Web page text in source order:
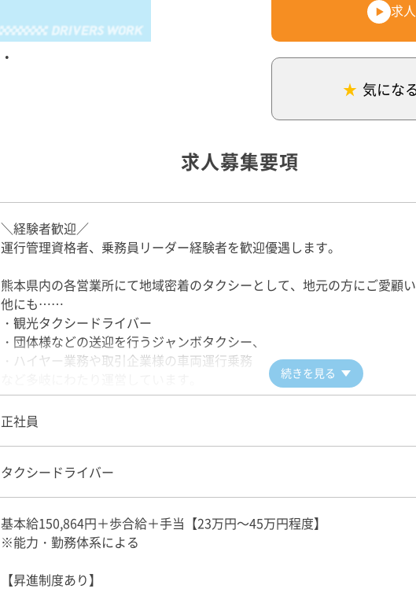
求
気にな
求人募集要項
＼経験者歓迎／
運行管理資格者、乗務員リーダー経験者を歓迎優遇します。
熊本県内の各営業所にて地域密着のタクシーとして、地元の方にご愛顧い
他にも……
・観光タクシードライバー
・団体様などの送迎を行うジャンボタクシー、
・ハイヤー業務や取引企業様の車両運行乗務
【嬉しい♪企業内保育園】
＜選べる働き方＞
お気軽にお問合せください。
熊本県最大級のTaKuRoo(タクルー）ネットワークと最新のシステムを活
続きを見る
正社員
タクシードライバー
基本給150,864円＋歩合給＋手当【23万円～45万円程度】
※能力・勤務体系による
【昇進制度あり】